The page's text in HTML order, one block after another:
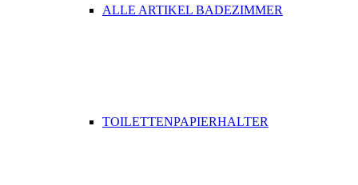
ALLE ARTIKEL BADEZIMMER
TOILETTENPAPIERHALTER